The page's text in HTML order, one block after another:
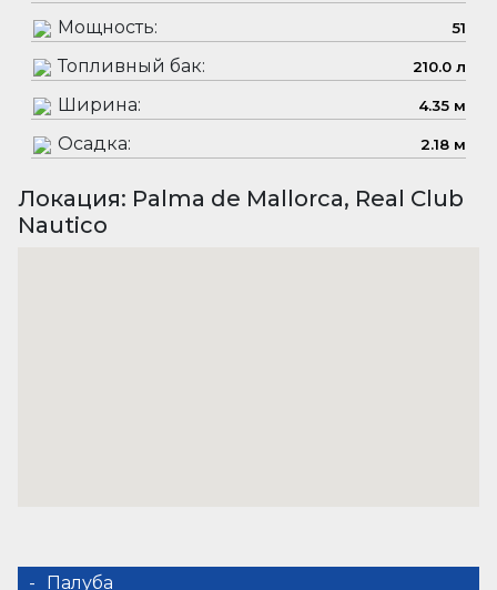
Мощность: 51
Топливный бак: 210.0 л
Ширина: 4.35 м
Осадка: 2.18 м
Локация: Palma de Mallorca, Real Club
Nautico
Палуба